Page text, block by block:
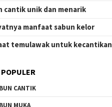
cantik unik dan menarik
manfaat sabun kelor
temulawak untuk kecantikan
CANTIK
MUKA